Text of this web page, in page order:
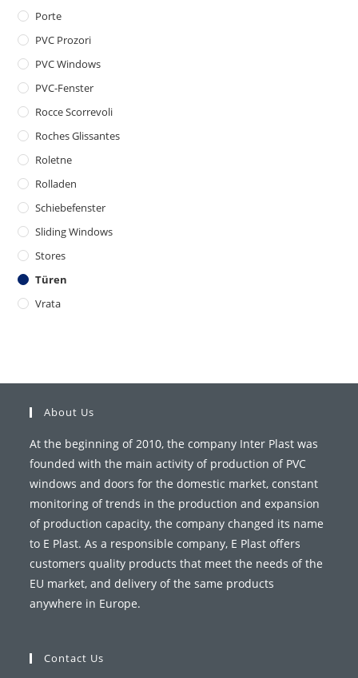
Porte
PVC Prozori
PVC Windows
PVC-Fenster
Rocce Scorrevoli
Roches Glissantes
Roletne
Rolladen
Schiebefenster
Sliding Windows
Stores
Türen
Vrata
About Us
At the beginning of 2010, the company Inter Plast was
founded with the main activity of production of PVC
windows and doors for the domestic market, constant
monitoring of trends in the production and expansion
of production capacity, the company changed its name
to E Plast. As a responsible company, E Plast offers
customers quality products that meet the needs of the
EU market, and delivery of the same products
anywhere in Europe.
Contact Us